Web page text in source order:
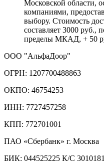
Московской области,
компаниями,
выбору. Стоимость
составляет 3000
пределы МКАД, + 50
ООО "АльфаДоор"
ОГРН: 1207700488863
ОКПО: 46754253
ИНН: 7727457258
КПП: 772701001
ПАО «Сбербанк» г. Москва
БИК: 044525225 К/С